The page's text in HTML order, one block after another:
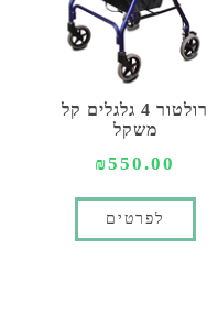
רולטור 4 גלגלים קל
משקל
₪550.00
לפרטים